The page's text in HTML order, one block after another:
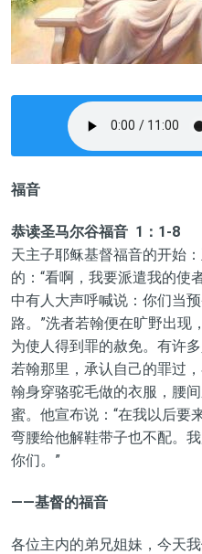
福音
恭读圣马尔谷福音 1：1-8
天主子耶稣基督福音的开始
的：“看啊，我要派遣我的使
中有人大声呼喊说：你们当
路。”洗者若翰便在旷野出现
为使人得到罪的赦免。有许
若翰那里，承认自己的罪过
翰身穿骆驼毛做的衣服，腰
蜜。他宣布说：“在我以后要
弯腰给他解鞋带子也不配。
你们。”
——基督的福音
各位主内的弟兄姐妹，今天